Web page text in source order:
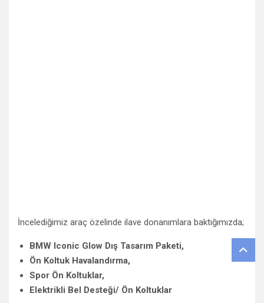
İncelediğimiz araç özelinde ilave donanımlara baktığımızda;
BMW Iconic Glow Dış Tasarım Paketi,
Ön Koltuk Havalandırma,
Spor Ön Koltuklar,
Elektrikli Bel Desteği/ Ön Koltuklar